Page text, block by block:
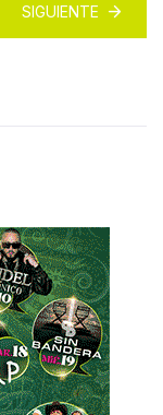
SIGUIENTE